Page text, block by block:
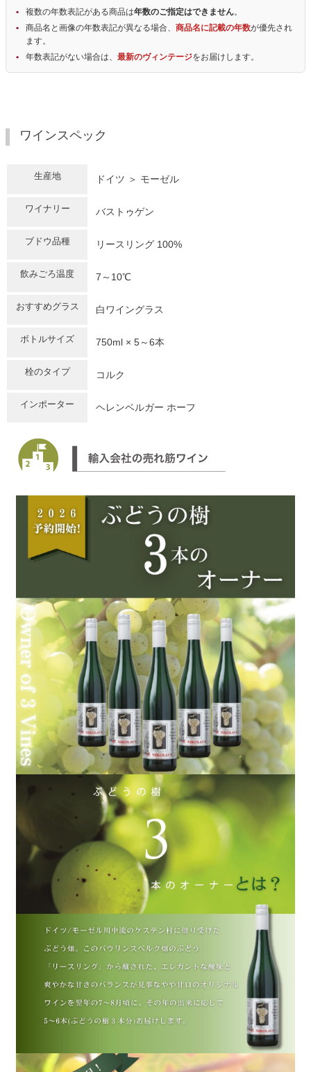
複数の年数表記がある商品は年数のご指定はできません。
商品名と画像の年数表記が異なる場合、 商品名に記載の年数が優先され
ます。
年数表記がない場合は、 最新のヴィンテージをお届けします。
ワインスペック
生産地 ドイツ ＞ モーゼル
ワイナリー バストゥゲン
ブドウ品種 リースリング 100%
飲みごろ温度 7～10℃
おすすめグラス 白ワイングラス
ボトルサイズ 750ml × 5～6本
栓のタイプ コルク
インポーター ヘレンベルガー ホーフ